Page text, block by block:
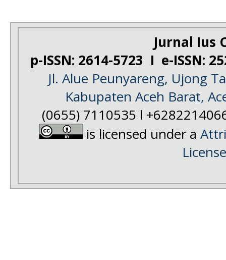
Jurnal Ius
p-ISSN: 2614-5723 I e-ISSN:
Jl. Alue Peunyareng, Ujong
Kabupaten Aceh Barat,
(0655) 7110535 l
is licensed under a